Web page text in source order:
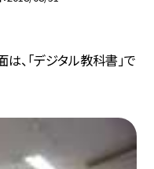
、「デジタル教科書」で